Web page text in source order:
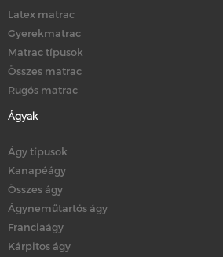
Latex matrac
Gyerekmatrac
Matrac típusok
Összes matrac
Rugós matrac
Ágyak
Ágy típusok
Kanapéágy
Összes ágy
Ágyneműtartós ágy
Franciaágy
Kárpitos ágy